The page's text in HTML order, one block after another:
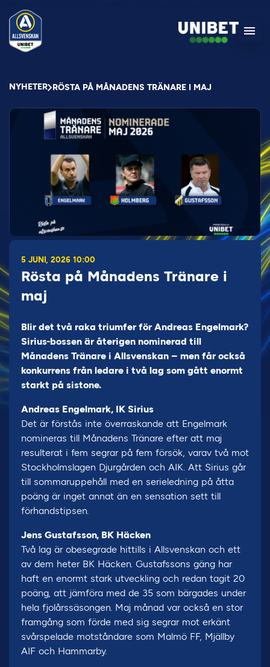
NYHETER RÖSTA PÅ MÅNADENS TRÄNARE I MAJ
5 JUNI, 2026 10:00
Rösta på Månadens Tränare i
maj
Blir det två raka triumfer för Andreas Engelmark?
Sirius-bossen är återigen nominerad till
Månadens Tränare i Allsvenskan – men får också
konkurrens från ledare i två lag som gått enormt
starkt på sistone.
Andreas Engelmark, IK Sirius
Det är förstås inte överraskande att Engelmark
nomineras till Månadens Tränare efter att maj
resulterat i fem segrar på fem försök, varav två mot
Stockholmslagen Djurgården och AIK. Att Sirius går
till sommaruppehåll med en serieledning på åtta
poäng är inget annat än en sensation sett till
förhandstipsen.
Jens Gustafsson, BK Häcken
Två lag är obesegrade hittills i Allsvenskan och ett
av dem heter BK Häcken. Gustafssons gäng har
haft en enormt stark utveckling och redan tagit 20
poäng, att jämföra med de 35 som bärgades under
hela fjolårssäsongen. Maj månad var också en stor
framgång som förde med sig segrar mot erkänt
svårspelade motståndare som Malmö FF, Mjällby
AIF och Hammarby.